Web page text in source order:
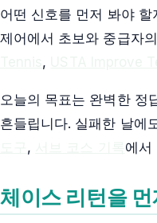
어떤 신호를 먼저 봐야
제어에서 초보와 중급자
,
오늘의 목표는 완벽한 정
흔들립니다. 실패한 날에
, 에서
체이스 리턴을